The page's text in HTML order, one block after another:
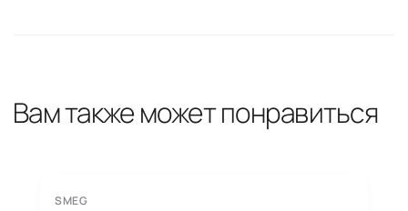
Вам также может понравиться
SMEG